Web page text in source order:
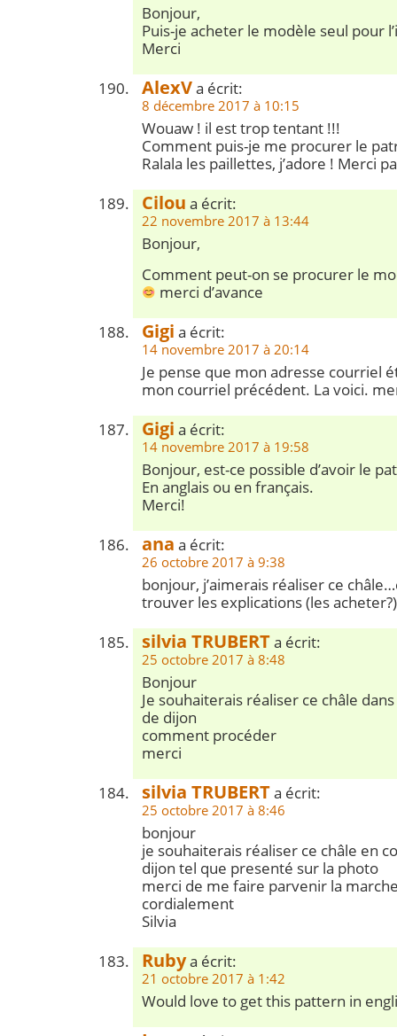
Bonjour,
Puis-je acheter le modèle seul pour
Merci
AlexVa écrit:
8 décembre 2017 à 10:15
Wouaw ! il est trop tentant !!!
Comment puis-je me procurer le
Ralala les paillettes, j’adore ! Merci
Cilou a écrit:
22 novembre 2017 à 13:44
Bonjour,
Comment peut-on se procurer le
merci d’avance
Gigi a écrit:
14 novembre 2017 à 20:14
Je pense que mon adresse courriel
mon courriel précédent. La voici.
Gigi a écrit:
14 novembre 2017 à 19:58
Bonjour, est-ce possible d’avoir le
En anglais ou en français.
Merci!
ana a écrit:
26 octobre 2017 à 9:38
bonjour, j’aimerais réaliser ce
trouver les explications (les
silvia TRUBERTa écrit:
25 octobre 2017 à 8:48
Bonjour
Je souhaiterais réaliser ce châle
de dijon
comment procéder
merci
silvia TRUBERTa écrit:
25 octobre 2017 à 8:46
bonjour
je souhaiterais réaliser ce châle en
dijon tel que presenté sur la photo
merci de me faire parvenir la
cordialement
Silvia
Rubya écrit:
21 octobre 2017 à 1:42
Would love to get this pattern in